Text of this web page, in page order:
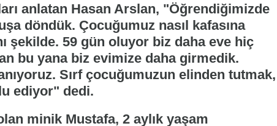
anlatan Hasan Arslan, "Öğrendiğimizde
döndük. Çocuğumuz nasıl kafasına
şekilde. 59 gün oluyor biz daha eve hiç
bu yana biz evimize daha girmedik.
Sırf çocuğumuzun elinden tutmak,
ediyor" dedi.